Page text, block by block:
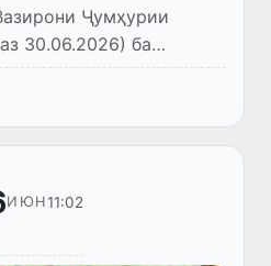
Ҷумҳурии
30.06.2026) ба
тартиби қабули
муассисаҳои
ки бо қарори Ҳ...
ИЮН11:02